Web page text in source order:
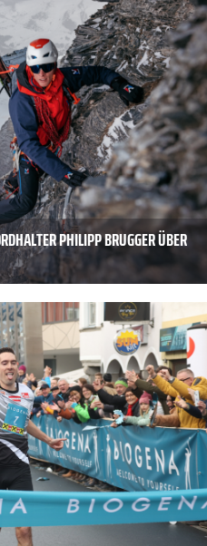
PHILIPP BRUGGER ÜBER